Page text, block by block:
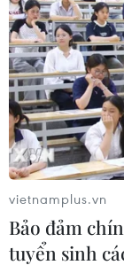
vietnamplus.vn
Bảo đảm
tuyển sinh